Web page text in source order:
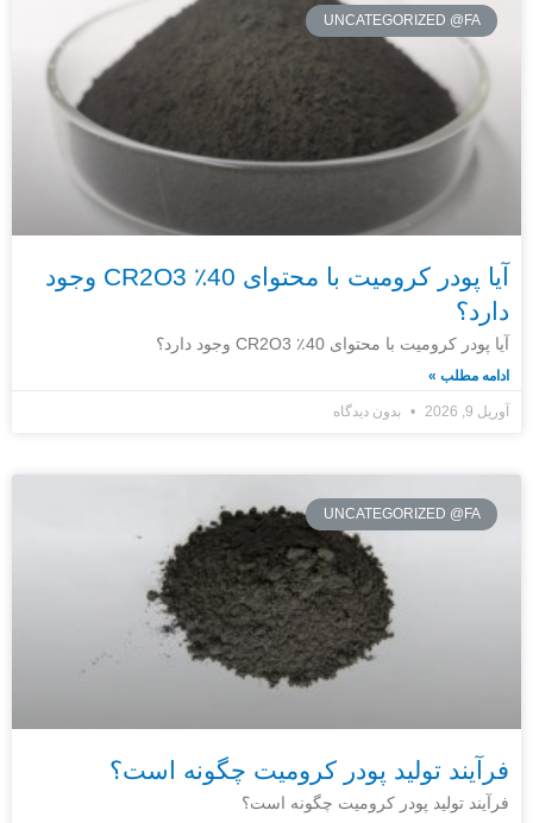
UNCATEGORIZED @FA
آیا پودر کرومیت با محتوای 40٪ CR2O3 وجود
دارد؟
آیا پودر کرومیت با محتوای 40٪ CR2O3 وجود دارد؟
ادامه مطلب »
آوریل 9, 2026 بدون دیدگاه
UNCATEGORIZED @FA
فرآیند تولید پودر کرومیت چگونه است؟
فرآیند تولید پودر کرومیت چگونه است؟